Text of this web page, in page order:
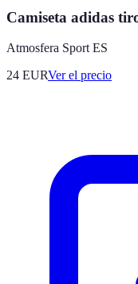
Camiseta adidas
Atmosfera Sport ES
24 EURVer el precio